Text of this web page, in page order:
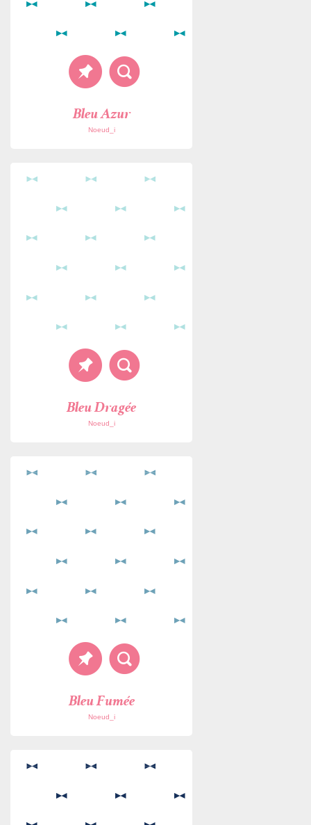
Bleu Azur
Noeud_i
Bleu Dragée
Noeud_i
Bleu Fumée
Noeud_i